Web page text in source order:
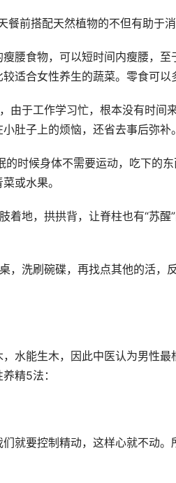
前搭配天然植物的不但有助于消
腰食物，可以短时间内瘦腰，至
适合女性养生的蔬菜。零食可以
由于工作学习忙，根本没有时间
肚子上的烦恼，还省去事后弥补。
时候身体不需要运动，吃下的
或水果。
地，拱拱背，让脊柱也有“苏醒
，洗刷碗碟，再找点其他的活，
水能生木，因此中医认为男性最
精5法：
就要控制精动，这样心就不动。